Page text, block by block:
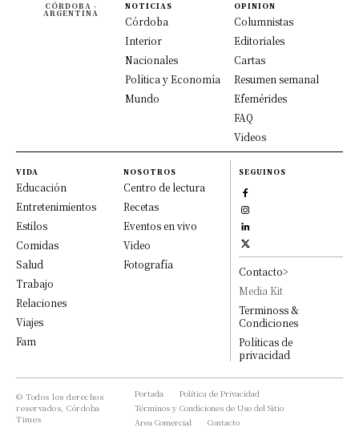
CÓRDOBA -
ARGENTINA
NOTICIAS
Córdoba
Interior
Nacionales
Política y Economía
Mundo
OPINION
Columnistas
Editoriales
Cartas
Resumen semanal
Efemérides
FAQ
Videos
VIDA
Educación
Entretenimientos
Estilos
Comidas
Salud
Trabajo
Relaciones
Viajes
Fam
NOSOTROS
Centro de lectura
Recetas
Eventos en vivo
Video
Fotografía
SEGUINOS
Contacto>
Media Kit
Terminoss &
Condiciones
Políticas de
privacidad
© Todos los derechos
reservados, Córdoba
Times
Portada
Política de Privacidad
Términos y Condiciones de Uso del Sitio
Area Comercial
Contacto